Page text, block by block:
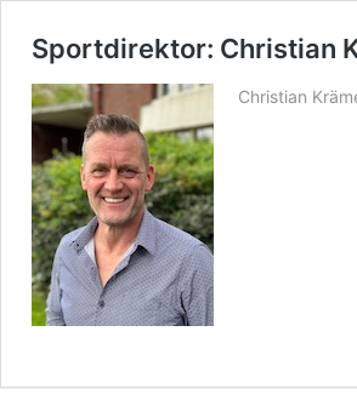
Sportdirektor: Christian
Christian